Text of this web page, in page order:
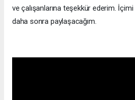
ve çalışanlarına teşekkür ederim.
daha sonra paylaşacağım.